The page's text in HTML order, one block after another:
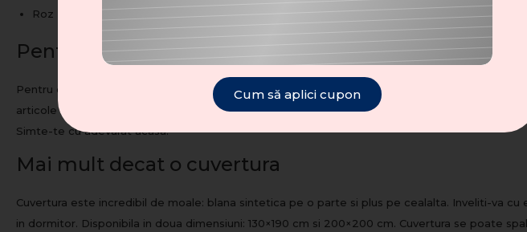
Roz
Pentru confort maxim
Pentru ca o casa sa devina o adevarata fortareata, este important sa simti confort si
articole confortabile pentru pat? In momentul in care vei fi invelit in cuvertura moale si vei
Simte-te cu adevarat acasa.
Mai mult decat o cuvertura
Cuvertura este incredibil de moale: blana sintetica pe o parte si plus pe cealalta. Inveliti-va
in dormitor. Disponibila in doua dimensiuni: 130×190 cm si 200×200 cm. Cuvertura se poate
NOROC
Cum să aplici cupon